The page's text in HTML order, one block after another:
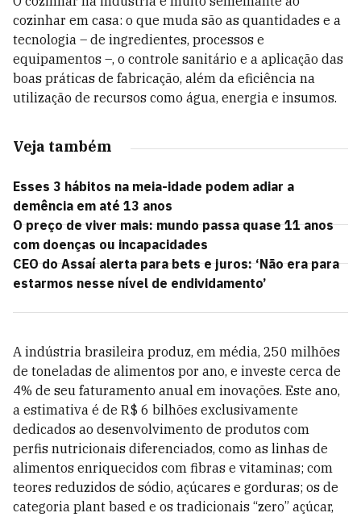
cozinhar em casa: o que muda são as quantidades e a
tecnologia – de ingredientes, processos e
equipamentos –, o controle sanitário e a aplicação das
boas práticas de fabricação, além da eficiência na
utilização de recursos como água, energia e insumos.
Veja também
Esses 3 hábitos na meia-idade podem adiar a
demência em até 13 anos
O preço de viver mais: mundo passa quase 11 anos
com doenças ou incapacidades
CEO do Assaí alerta para bets e juros: ‘Não era para
estarmos nesse nível de endividamento’
A indústria brasileira produz, em média, 250 milhões
de toneladas de alimentos por ano, e investe cerca de
4% de seu faturamento anual em inovações. Este ano,
a estimativa é de R$ 6 bilhões exclusivamente
dedicados ao desenvolvimento de produtos com
perfis nutricionais diferenciados, como as linhas de
alimentos enriquecidos com fibras e vitaminas; com
teores reduzidos de sódio, açúcares e gorduras; os de
categoria plant based e os tradicionais “zero” açúcar,